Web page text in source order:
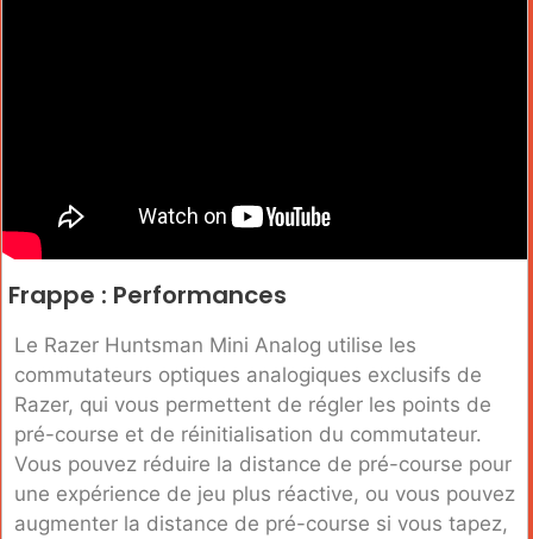
Frappe : Performances
Le Razer Huntsman Mini Analog utilise les
commutateurs optiques analogiques exclusifs de
Razer, qui vous permettent de régler les points de
pré-course et de réinitialisation du commutateur.
Vous pouvez réduire la distance de pré-course pour
une expérience de jeu plus réactive, ou vous pouvez
augmenter la distance de pré-course si vous tapez,